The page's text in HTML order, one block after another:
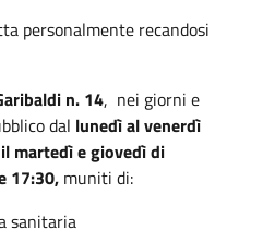
personalmente recandosi
n. 14, nei giorni e
dal lunedì al venerdì
martedì e giovedì di
17:30, muniti di:
sanitaria